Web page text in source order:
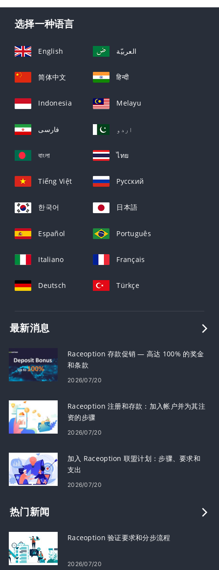
选择一种语言
English العربيّة
简体中文 हिन्दी
Indonesia Melayu
فارسی اردو
বাংলা ไทย
Tiếng Việt Русский
한국어 日本語
Español Português
Italiano Français
Deutsch Türkçe
最新消息
Raceoption 存款促销 — 高达 100% 的奖金
和条款
2026/07/20
Raceoption 注册和存款：加入帐户并为其注
资的步骤
2026/07/20
加入 Raceoption 联盟计划：步骤、要求和
支出
2026/07/20
热门新闻
Raceoption 验证要求和分步流程
2026/07/20